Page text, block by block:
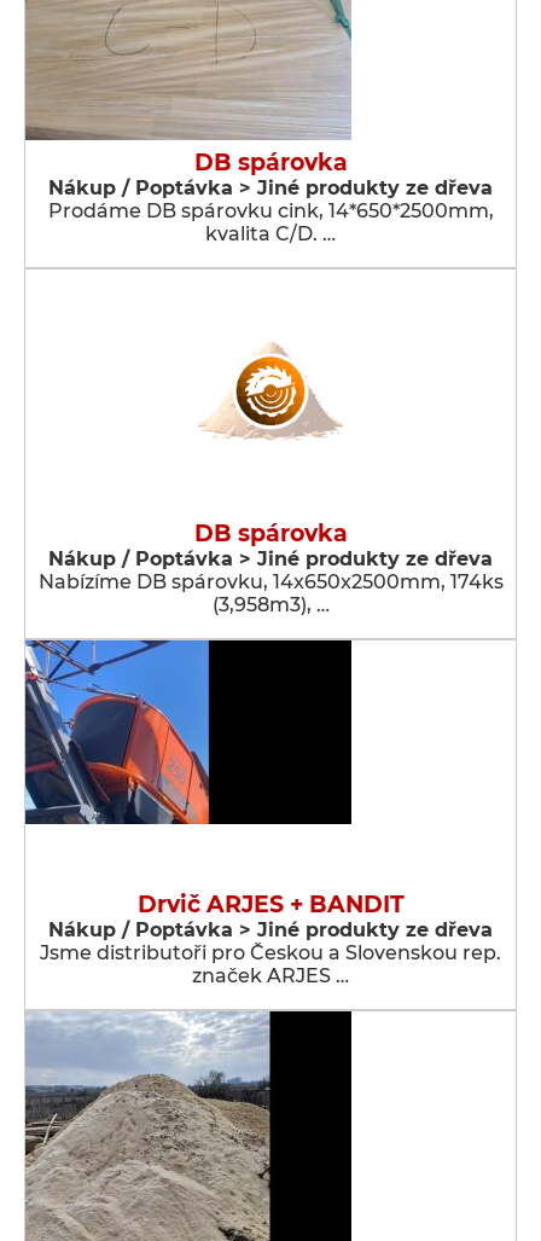
DB spárovka
Nákup / Poptávka > Jiné produkty ze dřeva
Prodáme DB spárovku cink, 14*650*2500mm,
kvalita C/D. …
DB spárovka
Nákup / Poptávka > Jiné produkty ze dřeva
Nabízíme DB spárovku, 14x650x2500mm, 174ks
(3,958m3), …
Drvič ARJES + BANDIT
Nákup / Poptávka > Jiné produkty ze dřeva
Jsme distributoři pro Českou a Slovenskou rep.
značek ARJES …